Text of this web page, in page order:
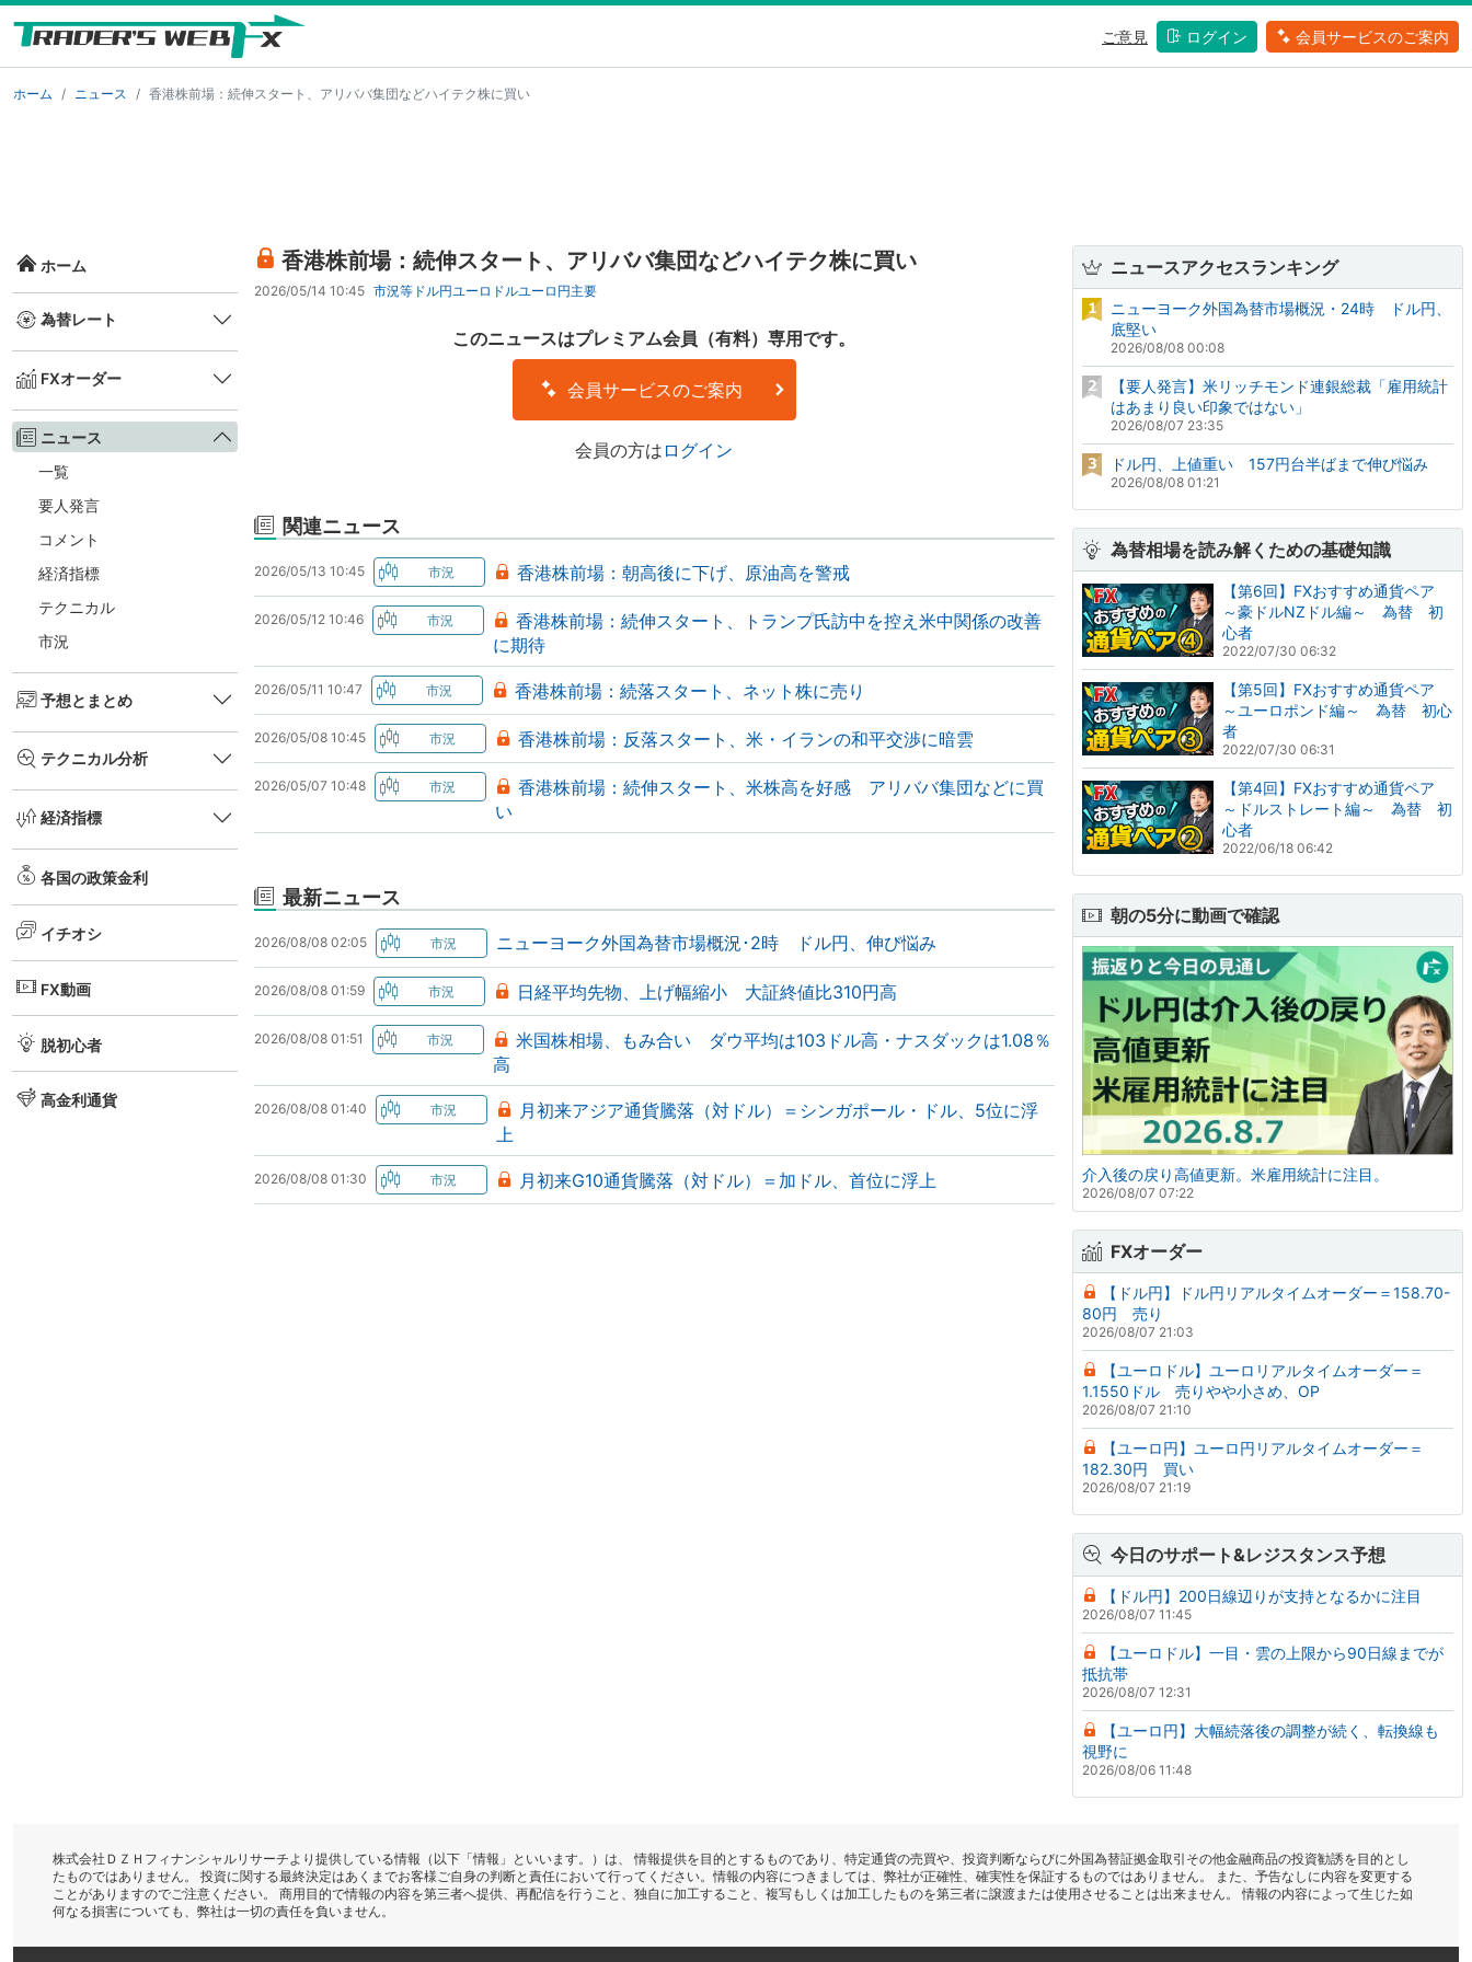
ご意見 ログイン 会員サービスのご案内
ホーム ニュース 香港株前場：続伸スタート、アリババ集団などハイテク株に買い
ホーム
為替レート
FXオーダー
ニュース
一覧
要人発言
コメント
経済指標
テクニカル
市況
予想とまとめ
テクニカル分析
経済指標
各国の政策金利
イチオシ
FX動画
脱初心者
高金利通貨
香港株前場：続伸スタート、アリババ集団などハイテク株に買い
2026/05/14 10:45 市況等 ドル円ユーロドルユーロ円主要
このニュースはプレミアム会員（有料）専用です。
会員サービスのご案内
会員の方は ログイン
関連ニュース
2026/05/13 10:45 香港株前場：朝高後に下げ、原油高を警戒
2026/05/12 10:46
香港株前場：続伸スタート、トランプ氏訪中を控え米中関係の改善
に期待
2026/05/11 10:47 香港株前場：続落スタート、ネット株に売り
2026/05/08 10:45 香港株前場：反落スタート、米・イランの和平交渉に暗雲
2026/05/07 10:48
香港株前場：続伸スタート、米株高を好感 アリババ集団などに買
い
最新ニュース
2026/08/08 02:05 ニューヨーク外国為替市場概況･2時 ドル円、伸び悩み
2026/08/08 01:59 日経平均先物、上げ幅縮小 大証終値比310円高
2026/08/08 01:51
米国株相場、もみ合い ダウ平均は103ドル高・ナスダックは1.08％
高
2026/08/08 01:40
月初来アジア通貨騰落（対ドル）＝シンガポール・ドル、5位に浮
上
2026/08/08 01:30 月初来G10通貨騰落（対ドル）＝加ドル、首位に浮上
ニュースアクセスランキング
ニューヨーク外国為替市場概況・24時 ドル円、
底堅い
2026/08/08 00:08
【要人発言】米リッチモンド連銀総裁「雇用統計
はあまり良い印象ではない」
2026/08/07 23:35
ドル円、上値重い 157円台半ばまで伸び悩み
2026/08/08 01:21
為替相場を読み解くための基礎知識
【第6回】FXおすすめ通貨ペア
～豪ドルNZドル編～ 為替 初
心者
2022/07/30 06:32
【第5回】FXおすすめ通貨ペア
～ユーロポンド編～ 為替 初心
者
2022/07/30 06:31
【第4回】FXおすすめ通貨ペア
～ドルストレート編～ 為替 初
心者
2022/06/18 06:42
朝の5分に動画で確認
介入後の戻り高値更新。米雇用統計に注目。
2026/08/07 07:22
FXオーダー
【ドル円】ドル円リアルタイムオーダー＝158.70-
80円 売り
2026/08/07 21:03
【ユーロドル】ユーロリアルタイムオーダー＝
1.1550ドル 売りやや小さめ、OP
2026/08/07 21:10
【ユーロ円】ユーロ円リアルタイムオーダー＝
182.30円 買い
2026/08/07 21:19
今日のサポート&レジスタンス予想
【ドル円】200日線辺りが支持となるかに注目
2026/08/07 11:45
【ユーロドル】一目・雲の上限から90日線までが
抵抗帯
2026/08/07 12:31
【ユーロ円】大幅続落後の調整が続く、転換線も
視野に
2026/08/06 11:48
株式会社ＤＺＨフィナンシャルリサーチより提供している情報（以下「情報」といいます。）は、 情報提供を目的とするものであり、特定通貨の売買や、投資判断ならびに外国為替証拠金取引その他金融商品の投資勧誘を目的とし
たものではありません。 投資に関する最終決定はあくまでお客様ご自身の判断と責任において行ってください。情報の内容につきましては、弊社が正確性、確実性を保証するものではありません。 また、予告なしに内容を変更する
ことがありますのでご注意ください。 商用目的で情報の内容を第三者へ提供、再配信を行うこと、独自に加工すること、複写もしくは加工したものを第三者に譲渡または使用させることは出来ません。 情報の内容によって生じた如
何なる損害についても、弊社は一切の責任を負いません。